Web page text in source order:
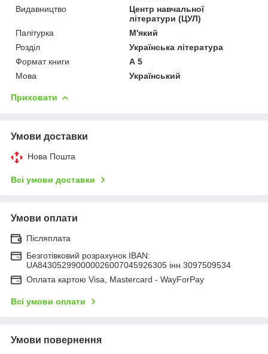
Видавництво
Центр навчальної
літератури (ЦУЛ)
Палітурка
М'який
Розділ
Українська література
Формат книги
А 5
Мова
Український
Приховати
Умови доставки
Нова Пошта
Всі умови доставки
Умови оплати
Післяплата
Безготівковий розрахунок IBAN:
UA843052990000026007045926305 інн 3097509534
Оплата картою Visa, Mastercard - WayForPay
Всі умови оплати
Умови повернення